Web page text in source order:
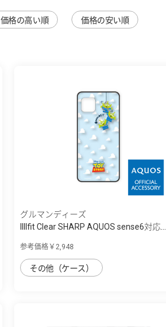
価格の高い順 価格の安い順
グルマンディーズ
IIIIfit Clear SHARP AQUOS sense6対応...
参考価格￥2,948
その他（ケース）